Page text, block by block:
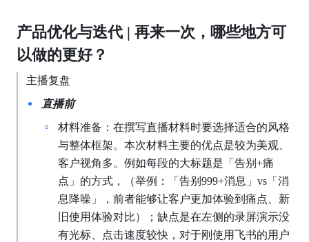
产品优化与迭代 | 再来一次，哪些地方可
以做的更好？
主播复盘
直播前
材料准备：在撰写直播材料时要选择适合的风格
与整体框架。本次材料主要的优点是较为美观、
客户视角多。例如每段的大标题是「告别+痛
点」的方式，（举例：「告别999+消息」vs「消
息降噪」，前者能够让客户更加体验到痛点、新
旧使用体验对比）；缺点是在左侧的录屏演示没
有光标、点击速度较快，对于刚使用飞书的用户